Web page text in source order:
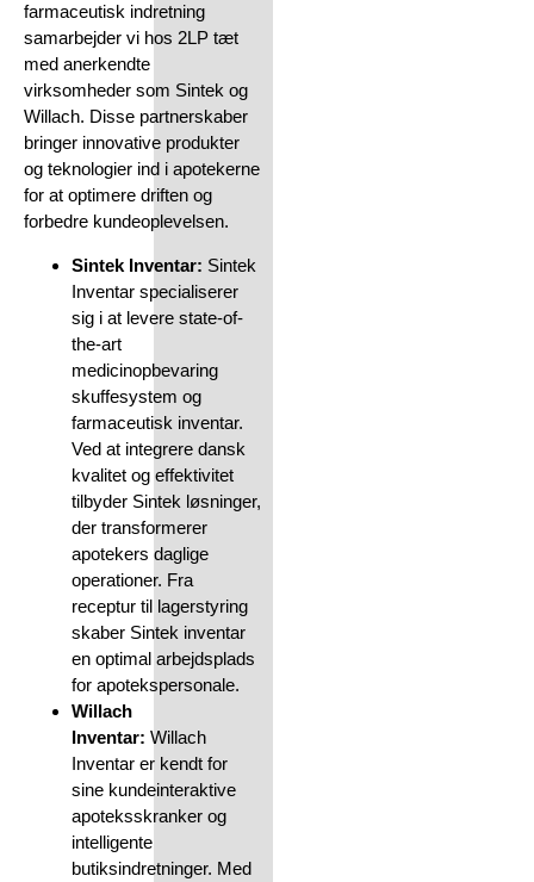
farmaceutisk indretning
samarbejder vi hos 2LP tæt
med anerkendte
virksomheder som Sintek og
Willach. Disse partnerskaber
bringer innovative produkter
og teknologier ind i apotekerne
for at optimere driften og
forbedre kundeoplevelsen.
Sintek Inventar: Sintek
Inventar specialiserer
sig i at levere state-of-
the-art
medicinopbevaring
skuffesystem og
farmaceutisk inventar.
Ved at integrere dansk
kvalitet og effektivitet
tilbyder Sintek løsninger,
der transformerer
apotekers daglige
operationer. Fra
receptur til lagerstyring
skaber Sintek inventar
en optimal arbejdsplads
for apotekspersonale.
Willach
Inventar: Willach
Inventar er kendt for
sine kundeinteraktive
apoteksskranker og
intelligente
butiksindretninger. Med